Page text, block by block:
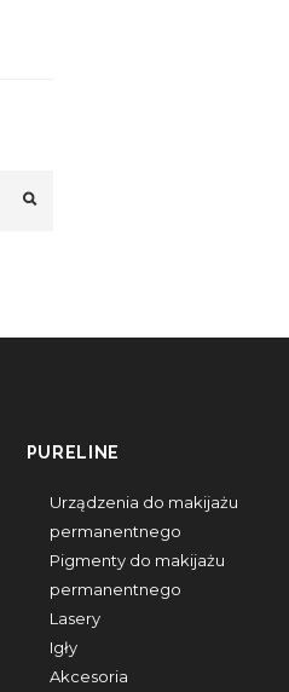
PURELINE
Urządzenia do makijażu
permanentnego
Pigmenty do makijażu
permanentnego
Lasery
Igły
Akcesoria